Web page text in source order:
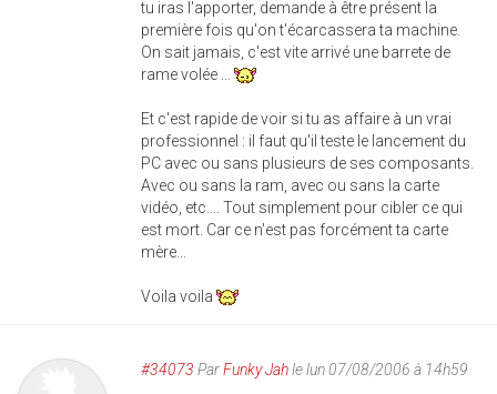
tu iras l'apporter, demande à être présent la
première fois qu'on t'écarcassera ta machine.
On sait jamais, c'est vite arrivé une barrete de
rame volée ...
Et c'est rapide de voir si tu as affaire à un vrai
professionnel : il faut qu'il teste le lancement du
PC avec ou sans plusieurs de ses composants.
Avec ou sans la ram, avec ou sans la carte
vidéo, etc.... Tout simplement pour cibler ce qui
est mort. Car ce n'est pas forcément ta carte
mère...
Voila voila
#34073 ParFunky Jahle lun 07/08/2006 à 14h59